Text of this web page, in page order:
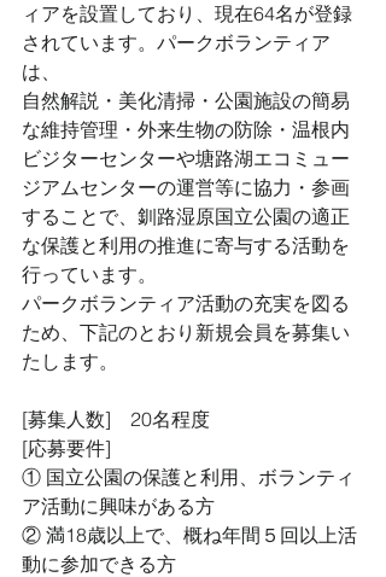
ィアを設置しており、現在64名が登録
されています。パークボランティア
は、
自然解説・美化清掃・公園施設の簡易
な維持管理・外来生物の防除・温根内
ビジターセンターや塘路湖エコミュー
ジアムセンターの運営等に協力・参画
することで、釧路湿原国立公園の適正
な保護と利用の推進に寄与する活動を
行っています。
パークボランティア活動の充実を図る
ため、下記のとおり新規会員を募集い
たします。
[募集人数]　20名程度
[応募要件]
① 国立公園の保護と利用、ボランティ
ア活動に興味がある方
② 満18歳以上で、概ね年間５回以上活
動に参加できる方